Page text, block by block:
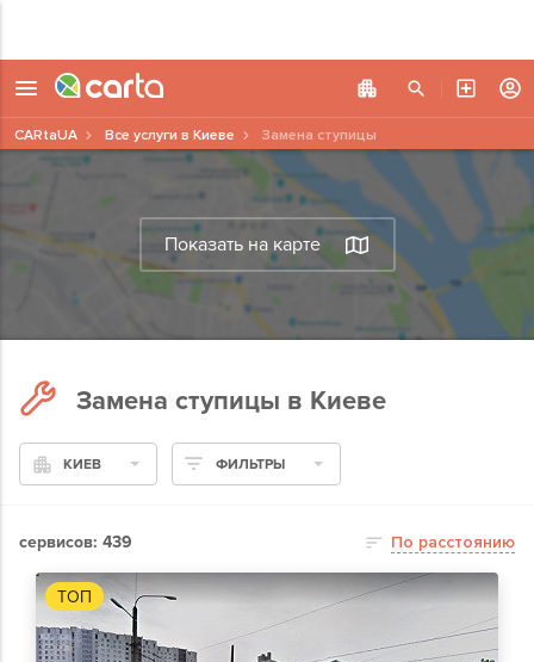
Показать на карте
CARtaUA Все услуги в Киеве Замена ступицы
Замена ступицы в Киеве
КИЕВ ФИЛЬТРЫ
сервисов: 439 По расстоянию
ТОП